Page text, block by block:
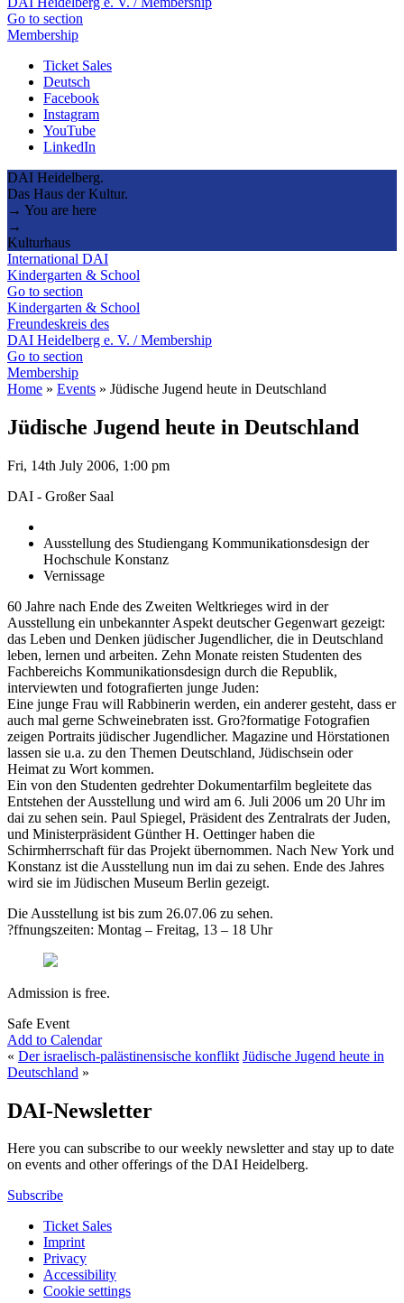
Go to section
Membership
Ticket Sales
Deutsch
Facebook
Instagram
YouTube
LinkedIn
DAI Heidelberg.
Das Haus der Kultur.
→ You are here
→
Kulturhaus
International DAI
Kindergarten & School
Go to section
Kindergarten & School
Freundeskreis des
DAI Heidelberg e. V. / Membership
Go to section
Membership
Home » Events » Jüdische Jugend heute in Deutschland
Jüdische Jugend heute in Deutschland
Fri, 14th July 2006, 1:00 pm
DAI - Großer Saal
Ausstellung des Studiengang Kommunikationsdesign der
Hochschule Konstanz
Vernissage
60 Jahre nach Ende des Zweiten Weltkrieges wird in der
Ausstellung ein unbekannter Aspekt deutscher Gegenwart gezeigt:
das Leben und Denken jüdischer Jugendlicher, die in Deutschland
leben, lernen und arbeiten. Zehn Monate reisten Studenten des
Fachbereichs Kommunikationsdesign durch die Republik,
interviewten und fotografierten junge Juden:
Eine junge Frau will Rabbinerin werden, ein anderer gesteht, dass er
auch mal gerne Schweinebraten isst. Gro?formatige Fotografien
zeigen Portraits jüdischer Jugendlicher. Magazine und Hörstationen
lassen sie u.a. zu den Themen Deutschland, Jüdischsein oder
Heimat zu Wort kommen.
Ein von den Studenten gedrehter Dokumentarfilm begleitete das
Entstehen der Ausstellung und wird am 6. Juli 2006 um 20 Uhr im
dai zu sehen sein. Paul Spiegel, Präsident des Zentralrats der Juden,
und Ministerpräsident Günther H. Oettinger haben die
Schirmherrschaft für das Projekt übernommen. Nach New York und
Konstanz ist die Ausstellung nun im dai zu sehen. Ende des Jahres
wird sie im Jüdischen Museum Berlin gezeigt.
Die Ausstellung ist bis zum 26.07.06 zu sehen.
?ffnungszeiten: Montag – Freitag, 13 – 18 Uhr
Admission is free.
Safe Event
Add to Calendar
« Der israelisch-palästinensische konflikt Jüdische Jugend heute in
Deutschland »
DAI-Newsletter
Here you can subscribe to our weekly newsletter and stay up to date
on events and other offerings of the DAI Heidelberg.
Subscribe
Ticket Sales
Imprint
Privacy
Accessibility
Cookie settings